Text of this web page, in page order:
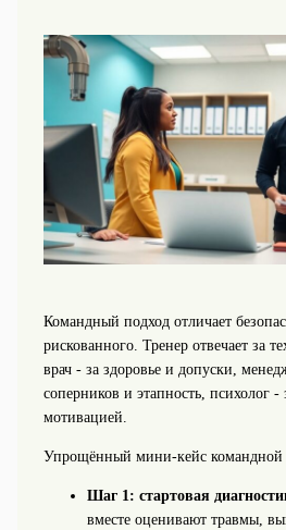
Командный подход отличает
рискованного. Тренер отвечает за
врач - за здоровье и допуски,
соперников и этапность, психолог -
мотивацией.
Упрощённый мини-кейс командной
Шаг 1: стартовая
вместе оценивают травмы,